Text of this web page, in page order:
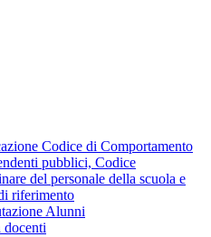
Codice di Comportamento
pubblici, Codice
del personale della scuola e
riferimento
Alunni
docenti